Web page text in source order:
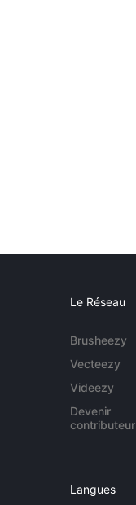
Le Réseau
Brusheezy
Vecteezy
Videezy
Devenir
contributeur
Langues